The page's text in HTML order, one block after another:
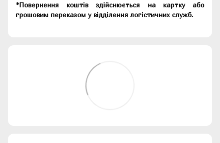
*Повернення коштів здійснюється на картку або
грошовим переказом у відділення логістичних служб.